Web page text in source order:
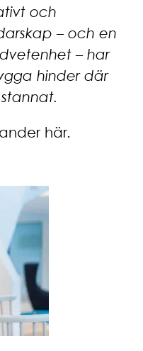
och
– och en
– har
hinder där
här.